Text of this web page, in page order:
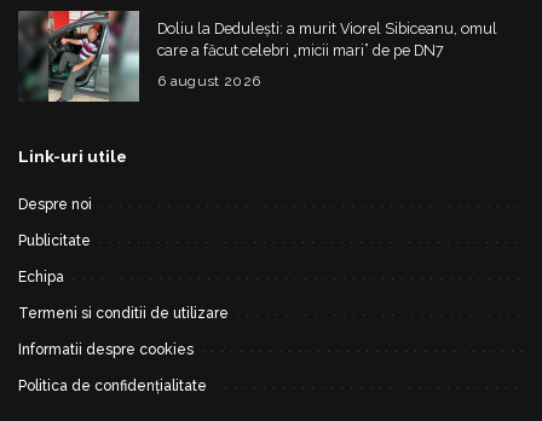
Doliu la Dedulești: a murit Viorel Sibiceanu, omul
care a făcut celebri „micii mari” de pe DN7
6 august 2026
Link-uri utile
Despre noi
Publicitate
Echipa
Termeni si conditii de utilizare
Informatii despre cookies
Politica de confidențialitate